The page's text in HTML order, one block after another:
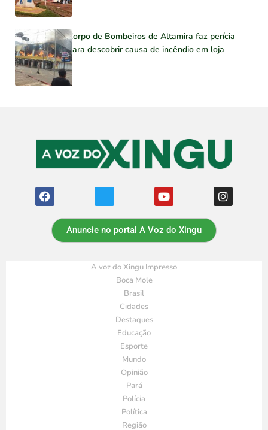
Corpo de Bombeiros de Altamira faz perícia
para descobrir causa de incêndio em loja
Anuncie no portal A Voz do Xingu
A voz do Xingu Impresso
Boca Mole
Brasil
Cidades
Destaques
Educação
Esporte
Mundo
Opinião
Pará
Polícia
Política
Região